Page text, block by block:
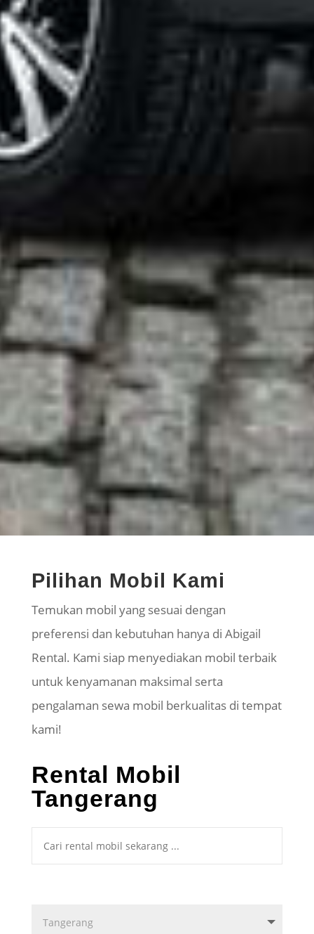
Pilihan Mobil Kami
Temukan mobil yang sesuai dengan
preferensi dan kebutuhan hanya di Abigail
Rental. Kami siap menyediakan mobil terbaik
untuk kenyamanan maksimal serta
pengalaman sewa mobil berkualitas di tempat
kami!
Rental Mobil
Tangerang